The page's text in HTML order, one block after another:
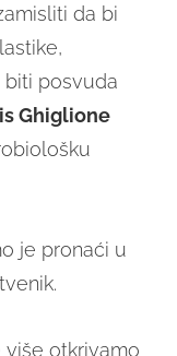
da bi
posvuda
Ghiglione
je pronaći u
više otkrivamo